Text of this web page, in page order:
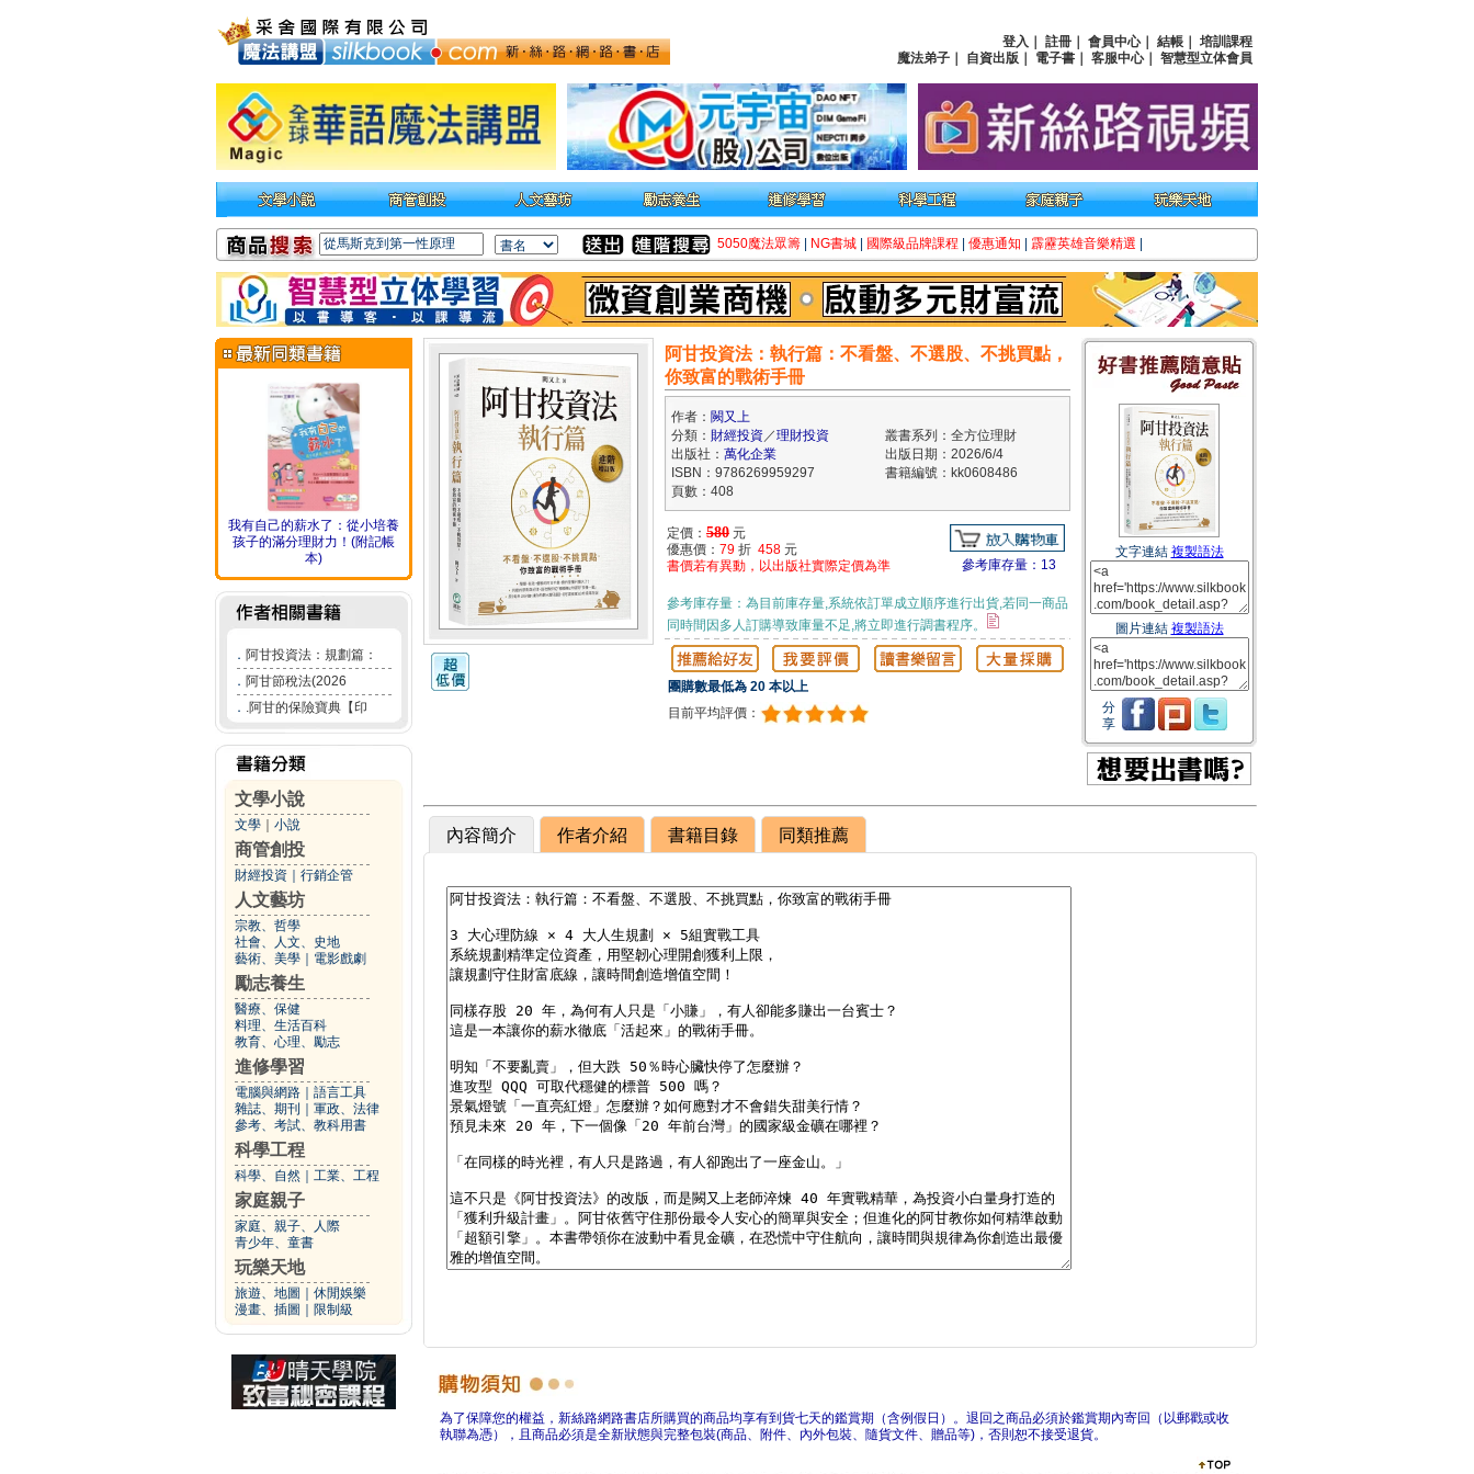
登入 註冊 會員中心｜ 結帳
培訓課程
魔法弟子
自資出版 電子書 客服中心｜ 智慧型立体會員
5050魔法眾籌 NG書城 國際級品牌課程 優惠通知 霹靂英雄音樂精選
我有自己的薪水了：從小培養
孩子的滿分理財力！(附記帳
本)
． 阿甘投資法：規劃篇：
． 阿甘節稅法(2026
． .阿甘的保險寶典【印
文學小說
文學 小說
商管創投
財經投資 行銷企管
人文藝坊
宗教、哲學
社會、人文、史地
藝術、美學
電影戲劇
勵志養生
醫療、保健
料理、生活百科
教育、心理、勵志
進修學習
電腦與網路
語言工具
雜誌、期刊
軍政、法律
參考、考試、教科用書
科學工程
科學、自然 工業、工程
家庭親子
家庭、親子、人際
青少年、童書
玩樂天地
旅遊、地圖
休閒娛樂
漫畫、插圖
限制級
阿甘投資法：執行篇：不看盤、不選股、不挑買點，
你致富的戰術手冊
作者： 闕又上
分類： 財經投資／理財投資
叢書系列：全方位理財
出版社： 萬化企業
出版日期：2026/6/4
ISBN：9786269959297
書籍編號：kk0608486
頁數：408
定價： 580 元
優惠價： 79 折 458 元
書價若有異動，以出版社實際定價為準
參考庫存量：13
參考庫存量：為目前庫存量,系統依訂單成立順序進行出貨,若同一商品
同時間因多人訂購導致庫量不足,將立即進行調書程序。
團購數最低為 20 本以上
目前平均評價：
文字連結 複製語法
圖片連結 複製語法
分
享
內容簡介 作者介紹 書籍目錄 同類推薦
為了保障您的權益，新絲路網路書店所購買的商品均享有到貨七天的鑑賞期（含例假日）。退回之商品必須於鑑賞期內寄回（以郵戳或收
執聯為憑），且商品必須是全新狀態與完整包裝(商品、附件、內外包裝、隨貨文件、贈品等)，否則恕不接受退貨。